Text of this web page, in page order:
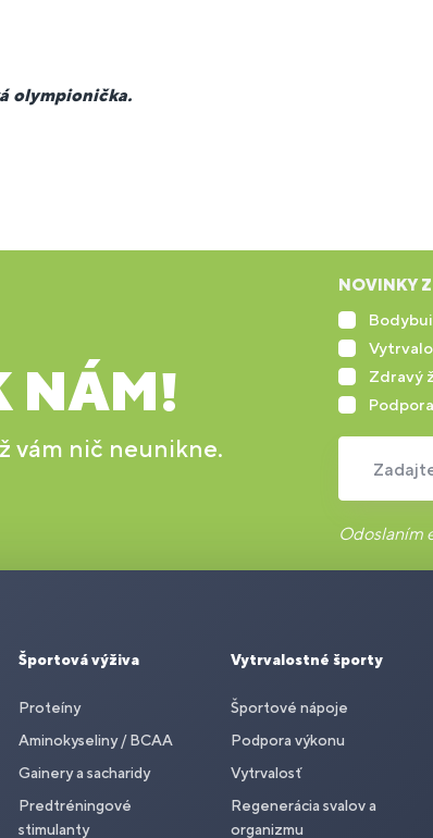
olympionička.
NÁM!
vám nič neunikne.
NOVINKY
Zdravý
Odoslaním
Športová výživa
Proteíny
Aminokyseliny / BCAA
Gainery a sacharidy
Predtréningové
stimulanty
Vytrvalostné športy
Športové nápoje
Podpora výkonu
Vytrvalosť
Regenerácia svalov a
organizmu